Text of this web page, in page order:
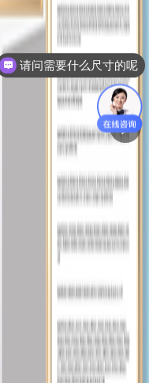
请问需要什么尺寸的呢